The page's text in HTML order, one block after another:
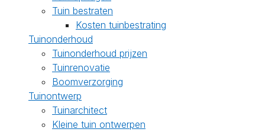
Tuin bestraten
Kosten tuinbestrating
Tuinonderhoud
Tuinonderhoud prijzen
Tuinrenovatie
Boomverzorging
Tuinontwerp
Tuinarchitect
Kleine tuin ontwerpen